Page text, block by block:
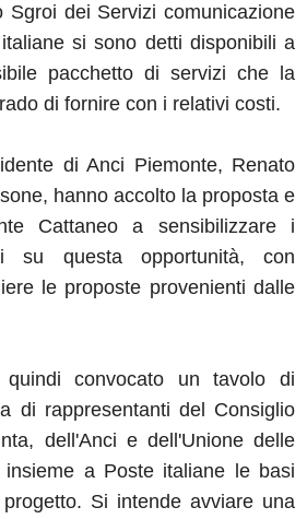
Sgroi dei Servizi comunicazione
si sono detti disponibili a
pacchetto di servizi che la
di fornire con i relativi costi.
di Anci Piemonte, Renato
hanno accolto la proposta e
Cattaneo a sensibilizzare i
su questa opportunità, con
le proposte provenienti dalle
convocato un tavolo di
di rappresentanti del Consiglio
dell'Anci e dell'Unione delle
a Poste italiane le basi
Si intende avviare una